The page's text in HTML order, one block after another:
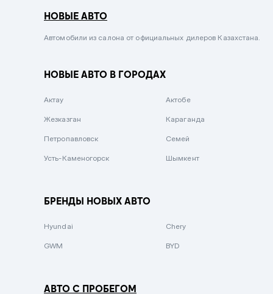
Сиреневый металлик
Вишневый
Зеленый металлик
НОВЫЕ АВТО
Автомобили из салона от официальных дилеров Казахстана.
НОВЫЕ АВТО В ГОРОДАХ
Актау Актобе
Жезказган Караганда
Петропавловск Семей
Усть-Каменогорск Шымкент
БРЕНДЫ НОВЫХ АВТО
Hyundai Chery
GWM BYD
АВТО С ПРОБЕГОМ